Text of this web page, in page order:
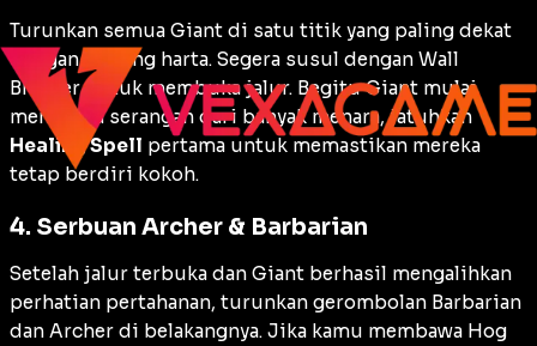
Turunkan semua Giant di satu titik yang paling dekat
dengan gudang harta. Segera susul dengan Wall
Breaker untuk membuka jalur. Begitu Giant mulai
menerima serangan dari banyak menara, jatuhkan
Healing Spell pertama untuk memastikan mereka
tetap berdiri kokoh.
4. Serbuan Archer & Barbarian
Setelah jalur terbuka dan Giant berhasil mengalihkan
perhatian pertahanan, turunkan gerombolan Barbarian
dan Archer di belakangnya. Jika kamu membawa Hog